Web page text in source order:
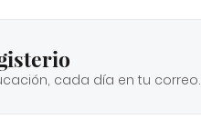
cada día en tu correo.